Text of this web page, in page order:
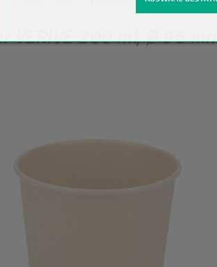
VERIVE 200 ml, Ø 96